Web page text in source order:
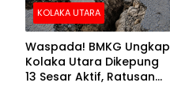
KOLAKA UTARA
Waspada! BMKG Ungkap
Kolaka Utara Dikepung
13 Sesar Aktif, Ratusan